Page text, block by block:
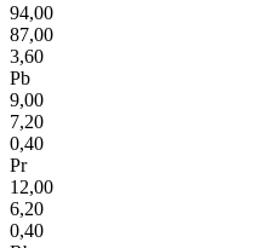
94,00
87,00
3,60
Pb
9,00
7,20
0,40
Pr
12,00
6,20
0,40